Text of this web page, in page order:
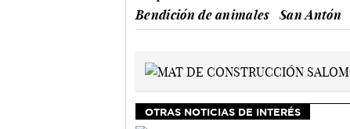
Bendición de animales
San Antón
OTRAS NOTICIAS DE INTERÉS